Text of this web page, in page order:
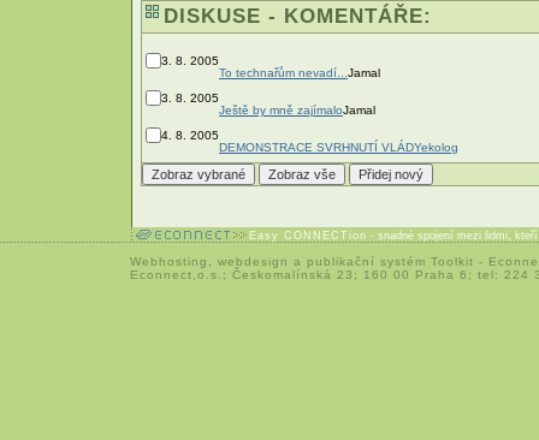
DISKUSE - KOMENTÁŘE:
3. 8. 2005
To technařům nevadí... Jamal
3. 8. 2005
Ještě by mně zajímaloJamal
4. 8. 2005
DEMONSTRACE SVRHNUTÍ VLÁDYekolog
Easy CONNECTion - snadné spojení mezi lidmi,
Webhosting webdesign a publikační systém Toolkit -
Econnect,o.s.; Českomalínská 23; 160 00 Praha 6; tel: 224